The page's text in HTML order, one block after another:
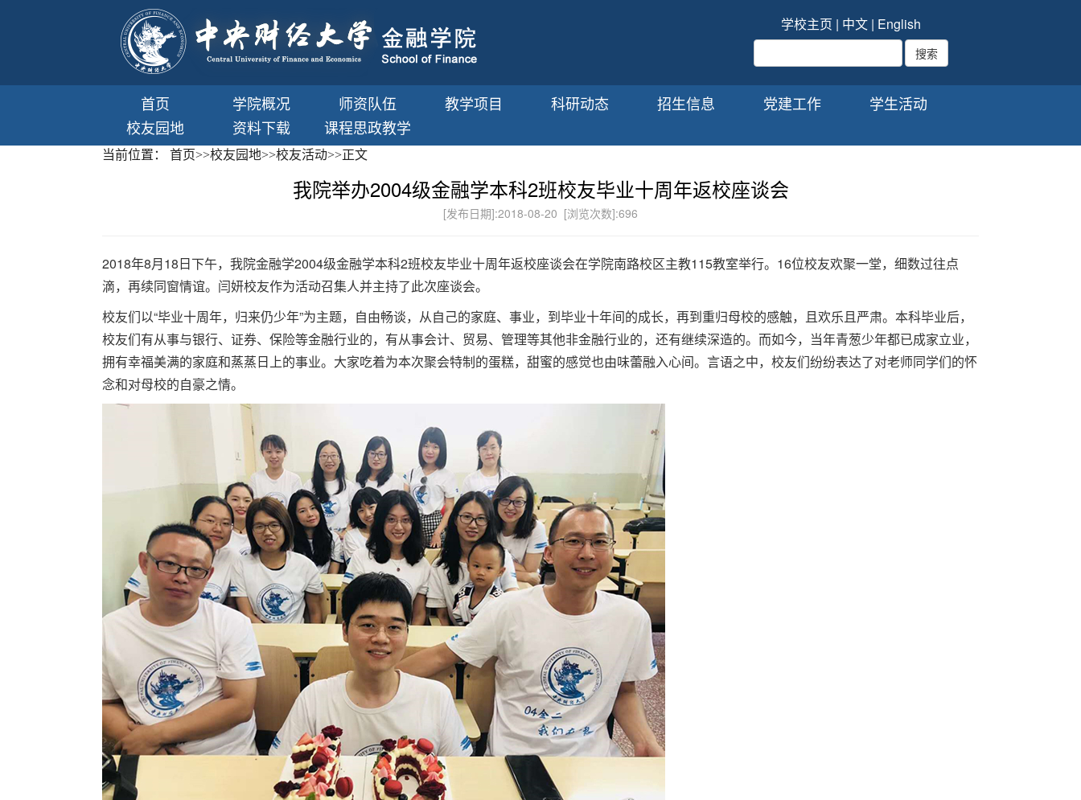
学校主页 | 中文 | English
首页 学院概况 师资队伍 教学项目 科研动态 招生信息 党建工作
学生活动
校友园地
资料下载 课程思政教学
当前位置： 首页>>校友园地>>校友活动>>正文
我院举办2004级金融学本科2班校友毕业十周年返校座谈会
[发布日期]:2018-08-20 [浏览次数]:696
2018年8月18日下午，我院金融学2004级金融学本科2班校友毕业十周年返校座谈会在学院南路校区主教115教室举行。16位校友欢聚一堂，细数过往点
滴，再续同窗情谊。闫妍校友作为活动召集人并主持了此次座谈会。
校友们以“毕业十周年，归来仍少年”为主题，自由畅谈，从自己的家庭、事业，到毕业十年间的成长，再到重归母校的感触，且欢乐且严肃。本科毕业后，
校友们有从事与银行、证券、保险等金融行业的，有从事会计、贸易、管理等其他非金融行业的，还有继续深造的。而如今，当年青葱少年都已成家立业，
拥有幸福美满的家庭和蒸蒸日上的事业。大家吃着为本次聚会特制的蛋糕，甜蜜的感觉也由味蕾融入心间。言语之中，校友们纷纷表达了对老师同学们的怀
念和对母校的自豪之情。